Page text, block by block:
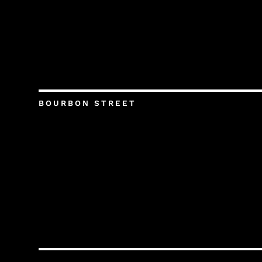
BOURBON STREET